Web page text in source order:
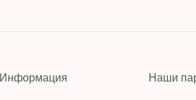
Информация Наши